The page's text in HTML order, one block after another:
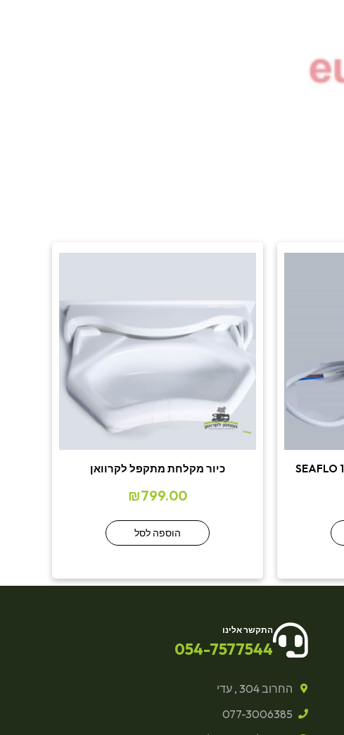
כיור מקלחת מתקפל לקרוואן
₪799.00
הוספה לסל
התקשר אלינו
054-7577544
החרוב 304 , עדי
077-3006385